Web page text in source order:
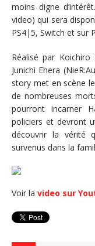
moins digne
video) qui sera
PS4|5, Switch et sur
Réalisé par
Junichi Ehera
story met en scène
de nombreuses
pourront incarner
policiers et devront
découvrir la vérité
survenus dans la
Voir la video sur